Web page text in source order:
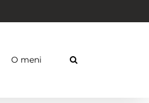
O meni